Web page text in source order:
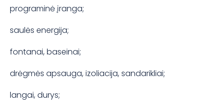
programinė įranga;
saulės energija;
fontanai, baseinai;
drėgmės apsauga, izoliacija, sandarikliai;
langai, durys;